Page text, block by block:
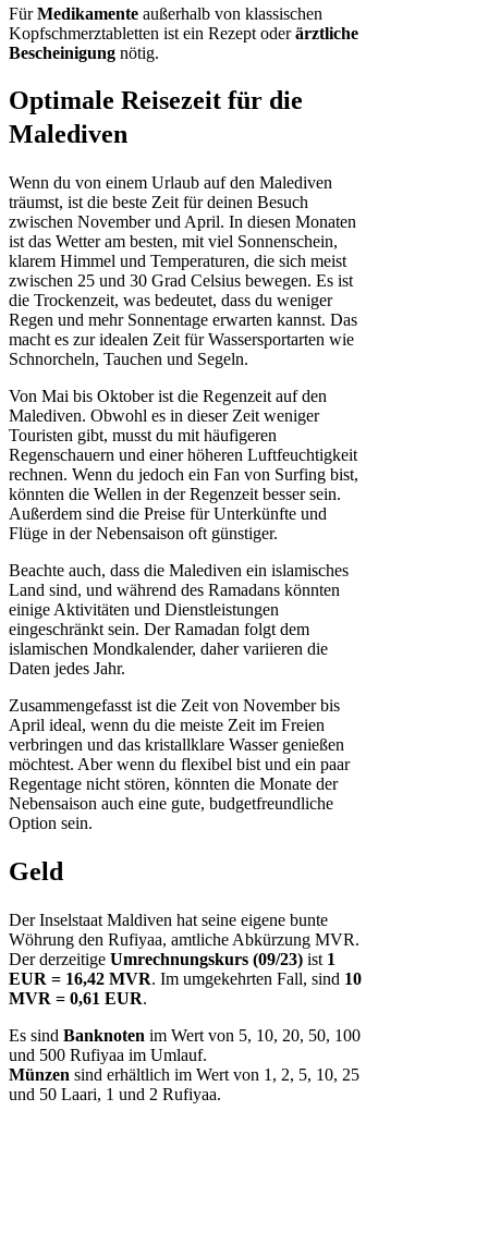
FürMedikamente außerhalb von klassischen
Kopfschmerztabletten ist ein Rezept oderärztliche
Bescheinigung nötig.
Optimale Reisezeit für die
Malediven
Wenn du von einem Urlaub auf den Malediven
träumst, ist die beste Zeit für deinen Besuch
zwischen November und April. In diesen Monaten
ist das Wetter am besten, mit viel Sonnenschein,
klarem Himmel und Temperaturen, die sich meist
zwischen 25 und 30 Grad Celsius bewegen. Es ist
die Trockenzeit, was bedeutet, dass du weniger
Regen und mehr Sonnentage erwarten kannst. Das
macht es zur idealen Zeit für Wassersportarten wie
Schnorcheln, Tauchen und Segeln.
Von Mai bis Oktober ist die Regenzeit auf den
Malediven. Obwohl es in dieser Zeit weniger
Touristen gibt, musst du mit häufigeren
Regenschauern und einer höheren Luftfeuchtigkeit
rechnen. Wenn du jedoch ein Fan von Surfing bist,
könnten die Wellen in der Regenzeit besser sein.
Außerdem sind die Preise für Unterkünfte und
Flüge in der Nebensaison oft günstiger.
Beachte auch, dass die Malediven ein islamisches
Land sind, und während des Ramadans könnten
einige Aktivitäten und Dienstleistungen
eingeschränkt sein. Der Ramadan folgt dem
islamischen Mondkalender, daher variieren die
Daten jedes Jahr.
Zusammengefasst ist die Zeit von November bis
April ideal, wenn du die meiste Zeit im Freien
verbringen und das kristallklare Wasser genießen
möchtest. Aber wenn du flexibel bist und ein paar
Regentage nicht stören, könnten die Monate der
Nebensaison auch eine gute, budgetfreundliche
Option sein.
Geld
Der Inselstaat Maldiven hat seine eigene bunte
Wöhrung den Rufiyaa, amtliche Abkürzung MVR.
Der derzeitige Umrechnungskurs (09/23) ist 1
EUR = 16,42 MVR. Im umgekehrten Fall, sind 10
MVR = 0,61 EUR.
Es sind Banknoten im Wert von 5, 10, 20, 50, 100
und 500 Rufiyaa im Umlauf.
Münzen sind erhältlich im Wert von 1, 2, 5, 10, 25
und 50 Laari, 1 und 2 Rufiyaa.